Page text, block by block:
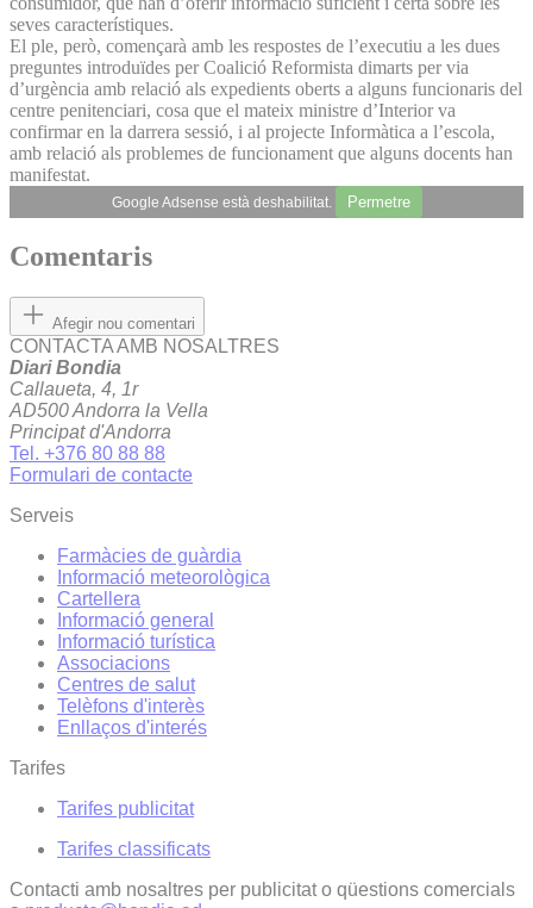
seves característiques.
El ple, però, començarà amb les respostes de l’executiu a les dues
preguntes introduïdes per Coalició Reformista dimarts per via
d’urgència amb relació als expedients oberts a alguns funcionaris del
centre penitenciari, cosa que el mateix ministre d’Interior va
confirmar en la darrera sessió, i al projecte Informàtica a l’escola,
amb relació als problemes de funcionament que alguns docents han
manifestat.
Google Adsense està deshabilitat. Permetre
Comentaris
Afegir nou comentari
CONTACTA AMB NOSALTRES
Diari Bondia
Callaueta, 4, 1r
AD500 Andorra la Vella
Principat d'Andorra
Tel. +376 80 88 88
Formulari de contacte
Serveis
Farmàcies de guàrdia
Informació meteorològica
Cartellera
Informació general
Informació turística
Associacions
Centres de salut
Telèfons d'interès
Enllaços d'interés
Tarifes
Tarifes publicitat
Tarifes classificats
Contacti amb nosaltres per publicitat o qüestions comercials